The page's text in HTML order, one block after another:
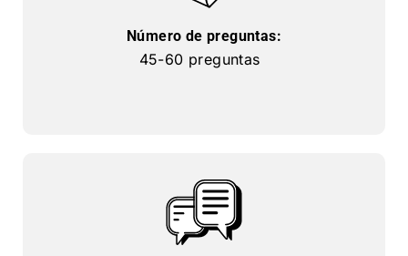
Número de preguntas:
45-60 preguntas